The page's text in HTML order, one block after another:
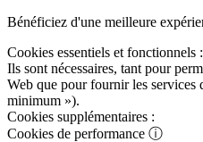
Bénéficiez d'une meilleure
Cookies essentiels et fonctionnels :
Ils sont nécessaires, tant pour
Web que pour fournir les services
minimum »).
Cookies supplémentaires :
Cookies de performance ⓘ